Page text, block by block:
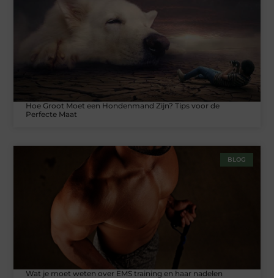
Hoe Groot Moet een Hondenmand Zijn? Tips voor de
Perfecte Maat
BLOG
Wat je moet weten over EMS training en haar nadelen